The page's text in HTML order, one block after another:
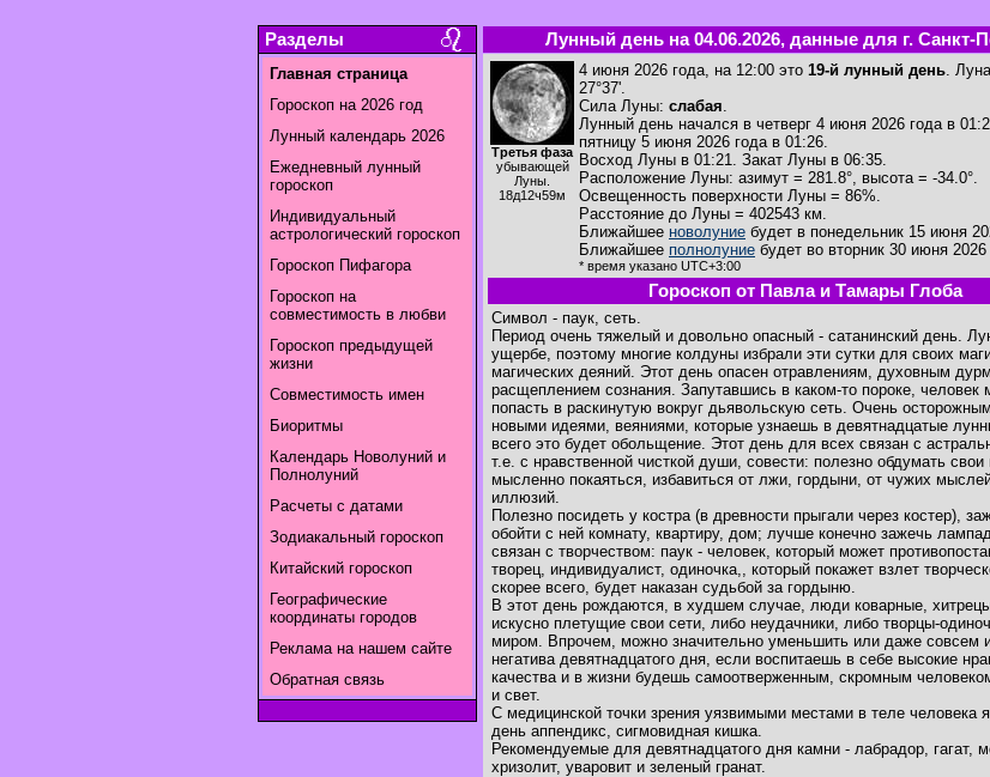
Разделы
Главная страница
Гороскоп на 2026 год
Лунный календарь 2026
Ежедневный лунный
гороскоп
Индивидуальный
астрологический гороскоп
Гороскоп Пифагора
Гороскоп на
совместимость в любви
Гороскоп предыдущей
жизни
Совместимость имен
Биоритмы
Календарь Новолуний и
Полнолуний
Расчеты с датами
Зодиакальный гороскоп
Китайский гороскоп
Географические
координаты городов
Реклама на нашем сайте
Обратная связь
Лунный день на 04.06.2026, данные для г. Санкт-
Третья фаза
убывающей
Луны.
18д12ч59м
4 июня 2026 года, на 12:00 это 19-й лунный день.
27°37'.
Сила Луны: слабая.
Лунный день начался в четверг 4 июня 2026 года в
пятницу 5 июня 2026 года в 01:26.
Восход Луны в 01:21. Закат Луны в 06:35.
Расположение Луны: азимут = 281.8°, высота = -34.0°.
Освещенность поверхности Луны = 86%.
Расстояние до Луны = 402543 км.
Ближайшее новолуние будет в понедельник 15 июня
Ближайшее полнолуние будет во вторник 30 июня
* время указано UTC+3:00
Гороскоп от Павла и Тамары Глоба
Символ - паук, сеть.
Период очень тяжелый и довольно опасный - сатанинский день.
ущербе, поэтому многие колдуны избрали эти сутки для своих
магических деяний. Этот день опасен отравлениям, духовным
расщеплением сознания. Запутавшись в каком-то пороке, человек
попасть в раскинутую вокруг дьявольскую сеть. Очень
новыми идеями, веяниями, которые узнаешь в девятнадцатые
всего это будет обольщение. Этот день для всех связан с
т.е. с нравственной чисткой души, совести: полезно обдумать свои
мысленно покаяться, избавиться от лжи, гордыни, от чужих
иллюзий.
Полезно посидеть у костра (в древности прыгали через костер),
обойти с ней комнату, квартиру, дом; лучше конечно зажечь
связан с творчеством: паук - человек, который может
творец, индивидуалист, одиночка,, который покажет взлет
скорее всего, будет наказан судьбой за гордыню.
В этот день рождаются, в худшем случае, люди коварные,
искусно плетущие свои сети, либо неудачники, либо творцы-
миром. Впрочем, можно значительно уменьшить или даже совсем
негатива девятнадцатого дня, если воспитаешь в себе высокие
качества и в жизни будешь самоотверженным, скромным
и свет.
С медицинской точки зрения уязвимыми местами в теле человека
день аппендикс, сигмовидная кишка.
Рекомендуемые для девятнадцатого дня камни - лабрадор, гагат,
хризолит, уваровит и зеленый гранат.